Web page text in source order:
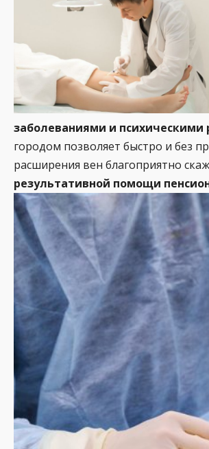
заболеваниями и психическими
городом позволяет быстро и без
расширения вен благоприятно
результативной помощи